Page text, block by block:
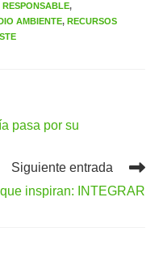
RESPONSABLE,
AMBIENTE, RECURSOS
pasa por su
Siguiente entrada
inspiran: INTEGRAR